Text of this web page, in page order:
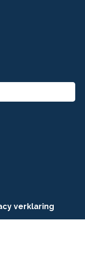
verklaring